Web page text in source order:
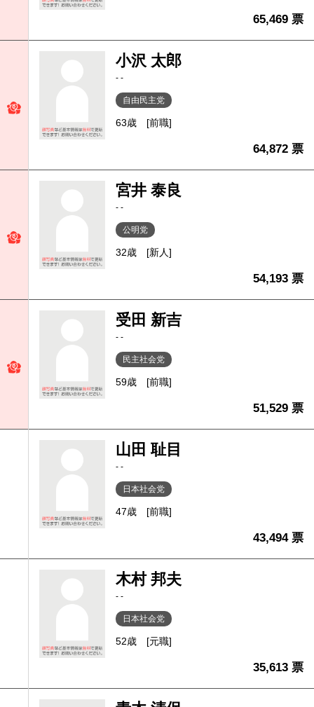
65,469 票
小沢 太郎
- -
自由民主党
63歳 [前職]
64,872 票
宮井 泰良
- -
公明党
32歳 [新人]
54,193 票
受田 新吉
- -
民主社会党
59歳 [前職]
51,529 票
山田 耻目
- -
日本社会党
47歳 [前職]
43,494 票
木村 邦夫
- -
日本社会党
52歳 [元職]
35,613 票